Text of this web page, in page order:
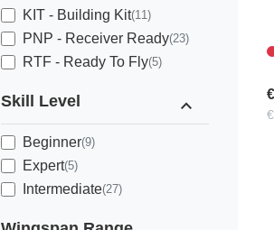
KIT - Building Kit(11)
PNP - Receiver Ready(23)
RTF - Ready To Fly(5)
Skill Level expand_less
Beginner(9)
Expert(5)
Intermediate(27)